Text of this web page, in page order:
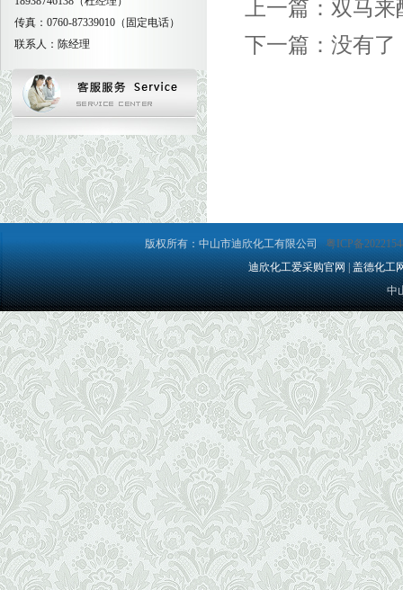
传真：0760-87339010（固定电话）
联系人：陈经理
上一篇： 双马来
下一篇： 没有了
版权所有：中山市迪欣化工有限公司 粤ICP备
迪欣化工爱采购官网
盖德化工
中